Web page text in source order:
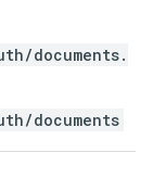
documents.
documents